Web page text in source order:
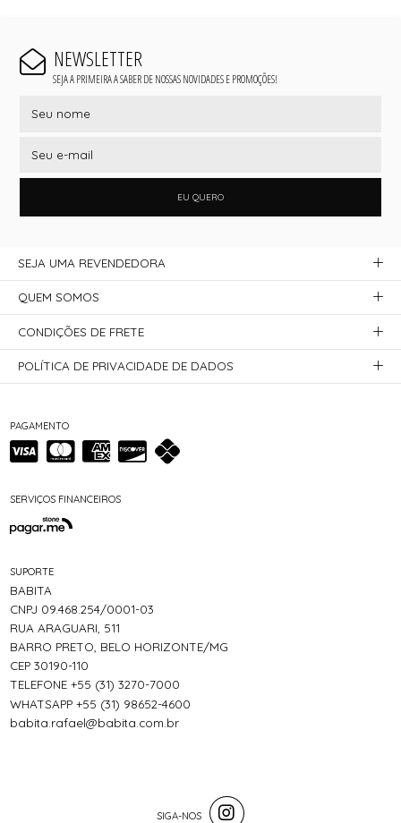
NEWSLETTER
SEJA A PRIMEIRA A SABER DE NOSSAS NOVIDADES E PROMOÇÕES!
EU QUERO
PAGAMENTO
SERVIÇOS FINANCEIROS
SUPORTE
BABITA
CNPJ 09.468.254/0001-03
RUA ARAGUARI, 511
BARRO PRETO, BELO HORIZONTE/MG
CEP 30190-110
TELEFONE +55 (31) 3270-7000
WHATSAPP +55 (31) 98652-4600
babita.rafael@babita.com.br
SEJA UMA REVENDEDORA
QUEM SOMOS
CONDIÇÕES DE FRETE
POLÍTICA DE PRIVACIDADE DE DADOS